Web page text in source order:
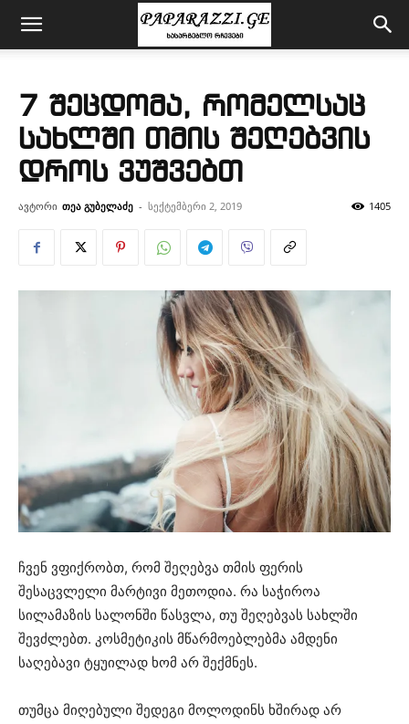
7 შეცდომა, რომელსაც
სახლში თმის შეღებვის
დროს ვუშვებთ
ავტორი თეა გუბელაძე - სექტემბერი 2, 2019 1405
ჩვენ ვფიქრობთ, რომ შეღებვა თმის ფერის
შესაცვლელი მარტივი მეთოდია. რა საჭიროა
სილამაზის სალონში წასვლა, თუ შეღებვას სახლში
შევძლებთ. კოსმეტიკის მწარმოებლებმა ამდენი
საღებავი ტყუილად ხომ არ შექმნეს.
თუმცა მიღებული შედეგი მოლოდინს ხშირად არ